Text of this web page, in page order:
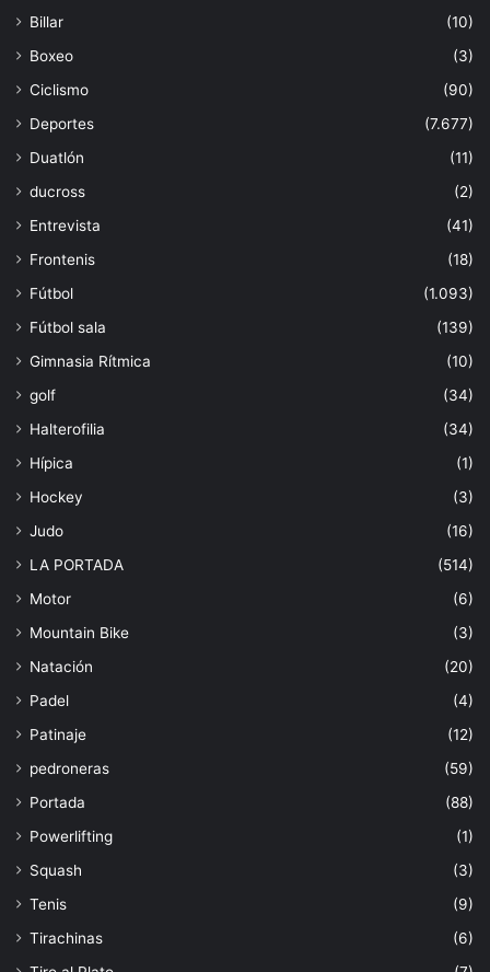
Billar
(10)
Boxeo
(3)
Ciclismo
(90)
Deportes
(7.677)
Duatlón
(11)
ducross
(2)
Entrevista
(41)
Frontenis
(18)
Fútbol
(1.093)
Fútbol sala
(139)
Gimnasia Rítmica
(10)
golf
(34)
Halterofilia
(34)
Hípica
(1)
Hockey
(3)
Judo
(16)
LA PORTADA
(514)
Motor
(6)
Mountain Bike
(3)
Natación
(20)
Padel
(4)
Patinaje
(12)
pedroneras
(59)
Portada
(88)
Powerlifting
(1)
Squash
(3)
Tenis
(9)
Tirachinas
(6)